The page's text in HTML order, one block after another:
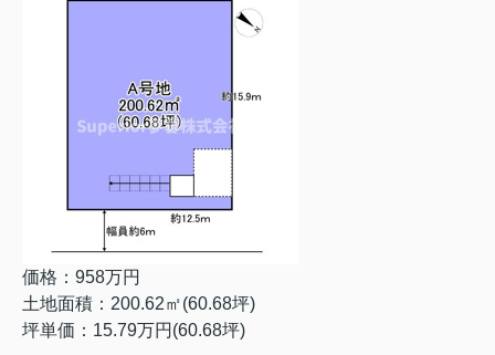
価格：958万円
土地面積： 200.62㎡(60.68坪)
坪単価： 15.79万円(60.68坪)